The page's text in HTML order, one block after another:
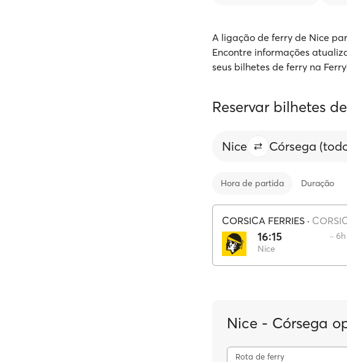
A ligação de ferry de Nice
Encontre informações
seus bilhetes de ferry na
Reservar bilhetes
Nice Córsega
Hora de partida Duração
CORSICA FERRIES ·
16:15
Nice
··
Nice - Córsega
Rota de ferry